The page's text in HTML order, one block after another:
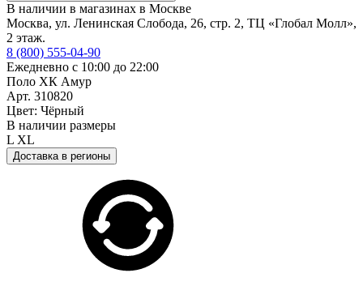
В наличии в магазинах в Москве
Москва, ул. Ленинская Слобода, 26, стр. 2, ТЦ «Глобал Молл»,
2 этаж.
8 (800) 555-04-90
Ежедневно с 10:00 до 22:00
Поло ХК Амур
Арт. 310820
Цвет: Чёрный
В наличии размеры
L XL
Доставка в регионы